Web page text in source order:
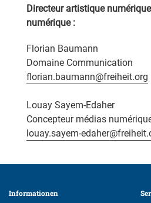
Directeur artistique
numérique :
Florian Baumann
Domaine Communication
florian.baumann@freiheit.org
Louay Sayem-Edaher
Concepteur médias
louay.sayem-
Informationen